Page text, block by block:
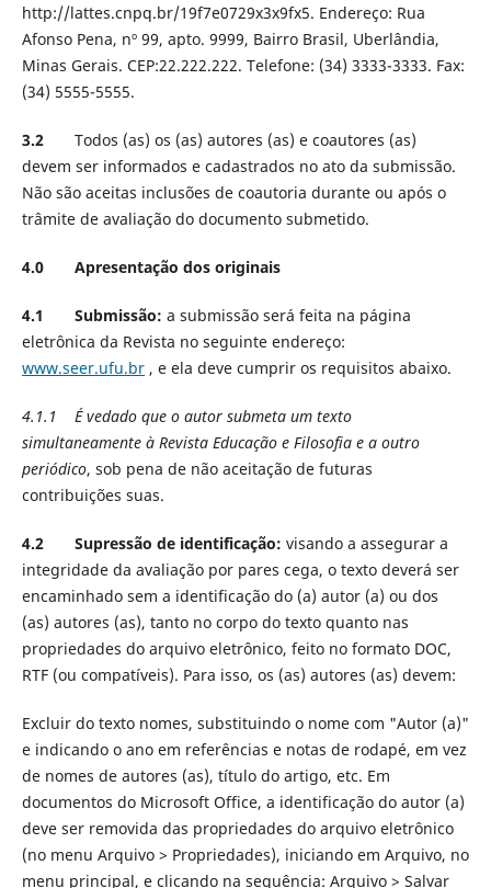
http://lattes.cnpq.br/19f7e0729x3x9fx5. Endereço: Rua
Afonso Pena, nº 99, apto. 9999, Bairro Brasil, Uberlândia,
Minas Gerais. CEP:22.222.222. Telefone: (34) 3333-3333. Fax:
(34) 5555-5555.
3.2 Todos (as) os (as) autores (as) e coautores (as)
devem ser informados e cadastrados no ato da submissão.
Não são aceitas inclusões de coautoria durante ou após o
trâmite de avaliação do documento submetido.
4.0 Apresentação dos originais
4.1 Submissão: a submissão será feita na página
eletrônica da Revista no seguinte endereço:
www.seer.ufu.br, e ela deve cumprir os requisitos abaixo.
4.1.1 É vedado que o autor submeta um texto
simultaneamente à Revista Educação e Filosofia e a outro
periódico, sob pena de não aceitação de futuras
contribuições suas.
4.2 Supressão de identificação: visando a assegurar a
integridade da avaliação por pares cega, o texto deverá ser
encaminhado sem a identificação do (a) autor (a) ou dos
(as) autores (as), tanto no corpo do texto quanto nas
propriedades do arquivo eletrônico, feito no formato DOC,
RTF (ou compatíveis). Para isso, os (as) autores (as) devem:
Excluir do texto nomes, substituindo o nome com "Autor (a)"
e indicando o ano em referências e notas de rodapé, em vez
de nomes de autores (as), título do artigo, etc. Em
documentos do Microsoft Office, a identificação do autor (a)
deve ser removida das propriedades do arquivo eletrônico
(no menu Arquivo > Propriedades), iniciando em Arquivo, no
menu principal, e clicando na sequência: Arquivo > Salvar